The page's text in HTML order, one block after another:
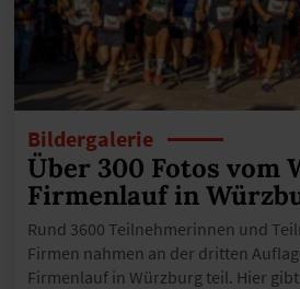
Bildergalerie
Über 300 Fotos vom
Firmenlauf in
Rund 3600 Teilnehmerinnen und
Firmen nahmen an der dritten
Firmenlauf in Würzburg teil. Hier